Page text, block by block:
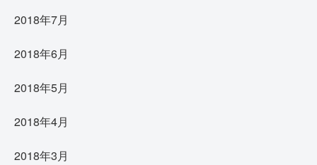
2018年7月
2018年6月
2018年5月
2018年4月
2018年3月